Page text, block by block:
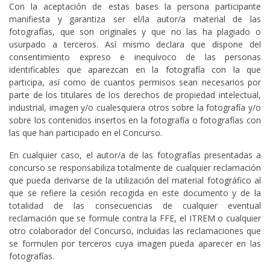
Con la aceptación de estas bases la persona participante
manifiesta y garantiza ser el/la autor/a material de las
fotografías, que son originales y que no las ha plagiado o
usurpado a terceros. Así mismo declara que dispone del
consentimiento expreso e inequívoco de las personas
identificables que aparezcan en la fotografía con la que
participa, así como de cuantos permisos sean necesarios por
parte de los titulares de los derechos de propiedad intelectual,
industrial, imagen y/o cualesquiera otros sobre la fotografía y/o
sobre los contenidos insertos en la fotografía o fotografías con
las que han participado en el Concurso.
En cualquier caso, el autor/a de las fotografías presentadas a
concurso se responsabiliza totalmente de cualquier reclamación
que pueda derivarse de la utilización del material fotográfico al
que se refiere la cesión recogida en este documento y de la
totalidad de las consecuencias de cualquier eventual
reclamación que se formule contra la FFE, el ITREM o cualquier
otro colaborador del Concurso, incluidas las reclamaciones que
se formulen por terceros cuya imagen pueda aparecer en las
fotografías.